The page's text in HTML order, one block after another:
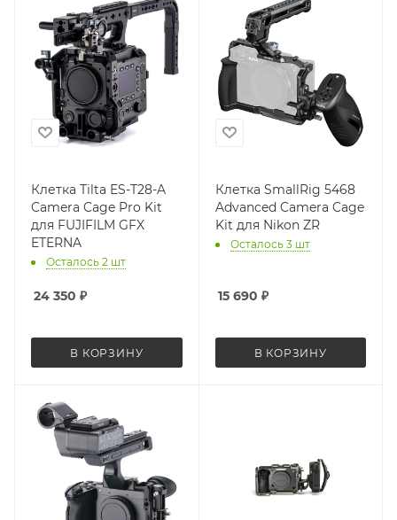
Клетка Tilta ES-T28-A
Camera Cage Pro Kit
для FUJIFILM GFX
ETERNA
Осталось 2 шт
24 350 ₽
В КОРЗИНУ
Клетка SmallRig 5468
Advanced Camera Cage
Kit для Nikon ZR
Осталось 3 шт
15 690 ₽
В КОРЗИНУ